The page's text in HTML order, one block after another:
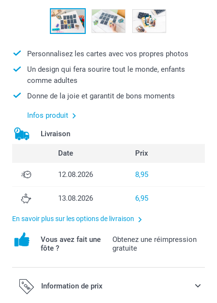
Personnalisez les cartes avec vos propres photos
Un design qui fera sourire tout le monde, enfants
comme adultes
Donne de la joie et garantit de bons moments
Infos produit
Livraison
Date Prix
12.08.2026 8,95
13.08.2026 6,95
En savoir plus sur les options de livraison
Vous avez fait une
fôte ?
Obtenez une réimpression
gratuite
Information de prix